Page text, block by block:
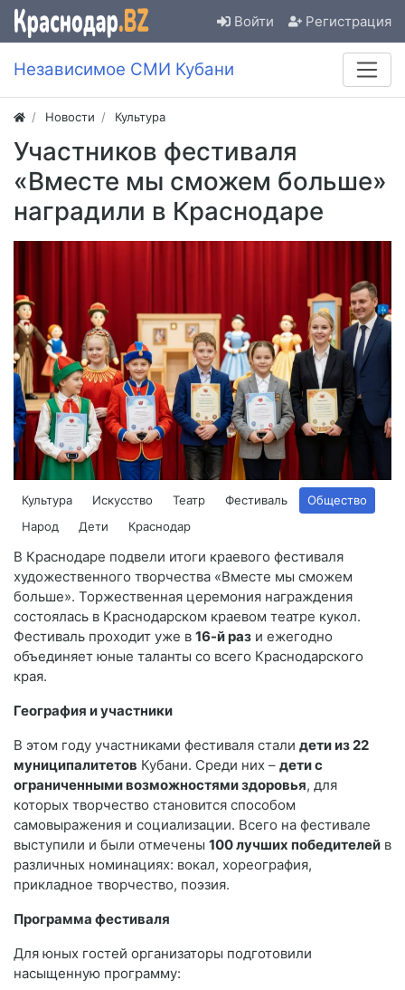
Войти Регистрация
Независимое СМИ Кубани
Новости Культура
Участников фестиваля
«Вместе мы сможем больше»
наградили в Краснодаре
Культура Искусство Театр Фестиваль
Общество
Народ
Дети Краснодар
В Краснодаре подвели итоги краевого фестиваля
художественного творчества «Вместе мы сможем
больше». Торжественная церемония награждения
состоялась в Краснодарском краевом театре кукол.
Фестиваль проходит уже в 16-й раз и ежегодно
объединяет юные таланты со всего Краснодарского
края.
География и участники
В этом году участниками фестиваля стали дети из 22
муниципалитетов Кубани. Среди них – дети с
ограниченными возможностями здоровья, для
которых творчество становится способом
самовыражения и социализации. Всего на фестивале
выступили и были отмечены 100 лучших победителей в
различных номинациях: вокал, хореография,
прикладное творчество, поэзия.
Программа фестиваля
Для юных гостей организаторы подготовили
насыщенную программу: